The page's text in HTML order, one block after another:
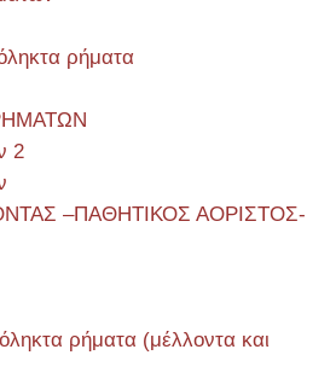
ρήματα
2
–ΠΑΘΗΤΙΚΟΣ ΑΟΡΙΣΤΟΣ-
ρήματα (μέλλοντα και